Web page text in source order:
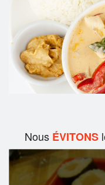
Nous ÉVITONS